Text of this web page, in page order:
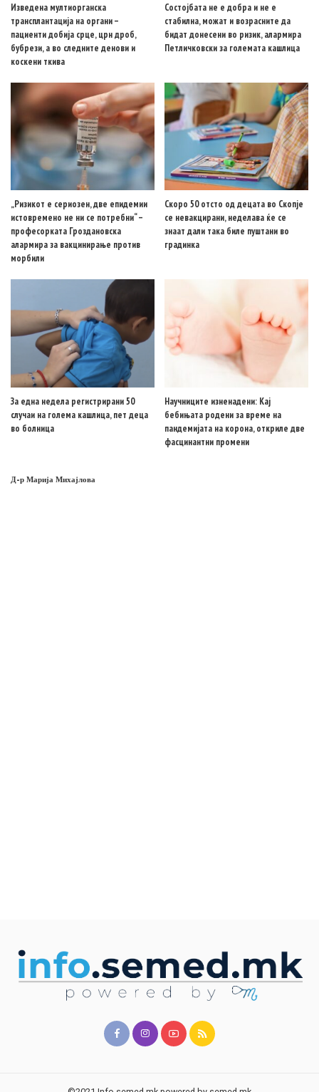
Изведена мултиорганска
трансплантација на органи –
пациенти добија срце, црн дроб,
бубрези, а во следните денови и
коскени ткива
Состојбата не е добра и не е
стабилна, можат и возрасните да
бидат донесени во ризик, алармира
Петличковски за големата кашлица
„Ризикот е сериозен, две епидемии
истовремено не ни се потребни“ –
професорката Гроздановска
алармира за вакцинирање против
морбили
Скоро 50 отсто од децата во Скопје
се невакцирани, неделава ќе се
знаат дали така биле пуштани во
градинка
За една недела регистрирани 50
случаи на голема кашлица, пет деца
во болница
Научниците изненадени: Кај
бебињата родени за време на
пандемијата на корона, откриле две
фасцинантни промени
Д-р Марија Михајлова